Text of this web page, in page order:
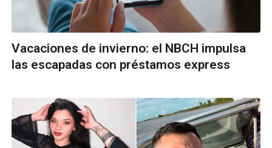
Vacaciones de invierno: el NBCH impulsa
las escapadas con préstamos express